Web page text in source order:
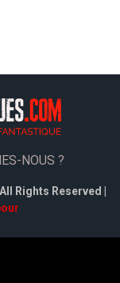
NOUS ?
Rights Reserved |